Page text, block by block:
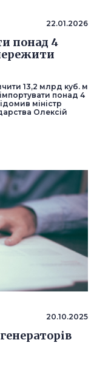
22.01.2026
понад 4
13,2 млрд куб. м
понад 4
міністр
Олексій
20.10.2025